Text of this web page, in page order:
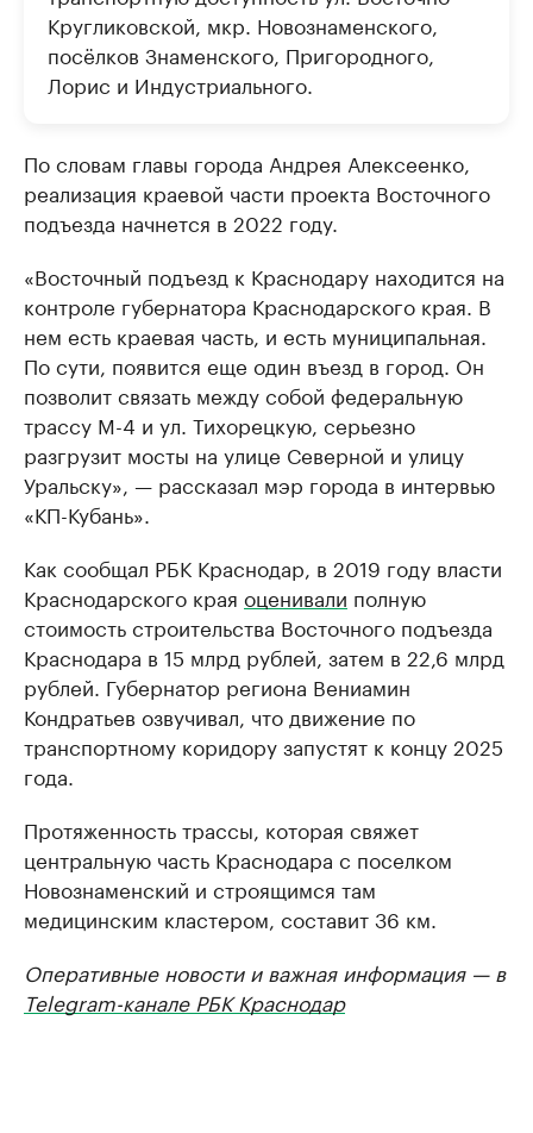
Кругликовской, мкр. Новознаменского,
посёлков Знаменского, Пригородного,
Лорис и Индустриального.
По словам главы города Андрея Алексеенко,
реализация краевой части проекта Восточного
подъезда начнется в 2022 году.
«Восточный подъезд к Краснодару находится на
контроле губернатора Краснодарского края. В
нем есть краевая часть, и есть муниципальная.
По сути, появится еще один въезд в город. Он
позволит связать между собой федеральную
трассу М-4 и ул. Тихорецкую, серьезно
разгрузит мосты на улице Северной и улицу
Уральску», — рассказал мэр города в интервью
«КП-Кубань».
Как сообщал РБК Краснодар, в 2019 году власти
Краснодарского края оценивали полную
стоимость строительства Восточного подъезда
Краснодара в 15 млрд рублей, затем в 22,6 млрд
рублей. Губернатор региона Вениамин
Кондратьев озвучивал, что движение по
транспортному коридору запустят к концу 2025
года.
Протяженность трассы, которая свяжет
центральную часть Краснодара с поселком
Новознаменский и строящимся там
медицинским кластером, составит 36 км.
Оперативные новости и важная информация — в
Telegram-канале РБК Краснодар